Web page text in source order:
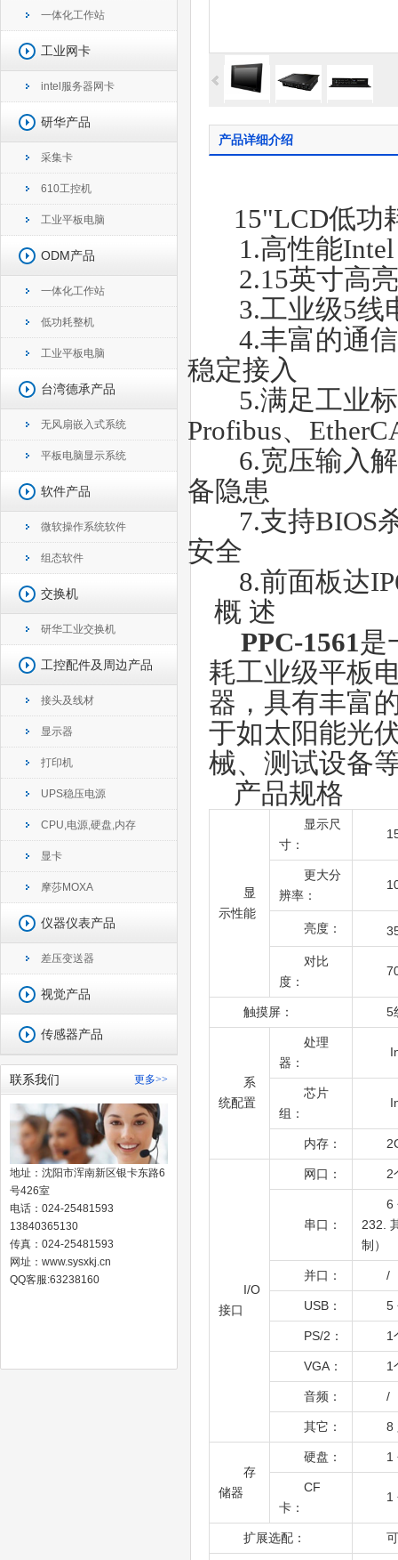
产品详细介绍
15"LCD低功
1.高性能
2.15英寸高
3.工业级5线
4.丰富的通
稳定接入
5.满足工业
Profibus、
6.宽压输入
备隐患
7.支持BIOS
安全
8.前面板达
概 述
PPC-1561是
耗工业级平板
器，具有丰富
于如太阳能光
械、测试设备
产品规格
显
示性能
显示尺
寸：
更大分
辨率：
亮度：
对比
度：
触摸屏： 5
系
统配置
处理
器：
芯片
组：
内存：
I/O
接口
网口： 2
串口：
6
232.
并口： /
USB： 5
PS/2： 1
VGA： 1
音频： /
其它： 8
存
储器
硬盘： 1
CF
卡：
1
扩展选配：
一体化工作站
工业网卡
intel服务器网卡
研华产品
采集卡
610工控机
工业平板电脑
ODM产品
一体化工作站
低功耗整机
工业平板电脑
台湾德承产品
无风扇嵌入式系统
平板电脑显示系统
软件产品
微软操作系统软件
组态软件
交换机
研华工业交换机
工控配件及周边产品
接头及线材
显示器
打印机
UPS稳压电源
CPU,电源,硬盘,内存
显卡
摩莎MOXA
仪器仪表产品
差压变送器
视觉产品
传感器产品
更多>>
联系我们
地址：沈阳市浑南新区银卡东路6
号426室
电话：024-25481593
13840365130
传真：024-25481593
网址：www.sysxkj.cn
QQ客服:63238160